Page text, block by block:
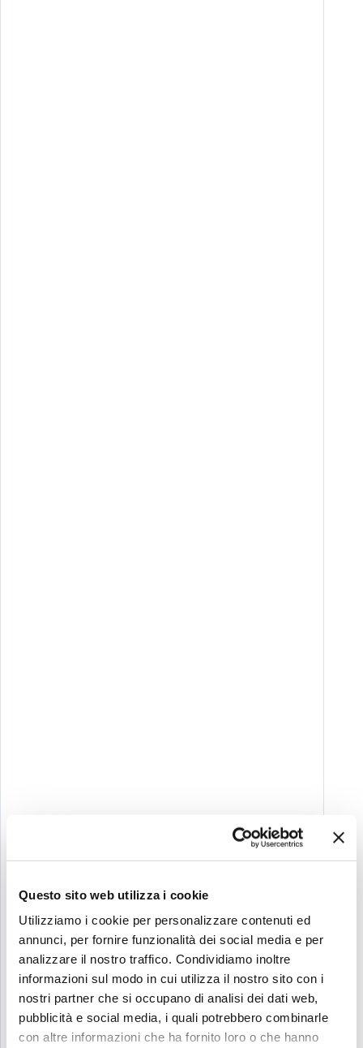
Questo sito web utilizza i cookie
Utilizziamo i cookie per personalizzare contenuti ed
annunci, per fornire funzionalità dei social media e per
analizzare il nostro traffico. Condividiamo inoltre
informazioni sul modo in cui utilizza il nostro sito con i
nostri partner che si occupano di analisi dei dati web,
pubblicità e social media, i quali potrebbero combinarle
con altre informazioni che ha fornito loro o che hanno